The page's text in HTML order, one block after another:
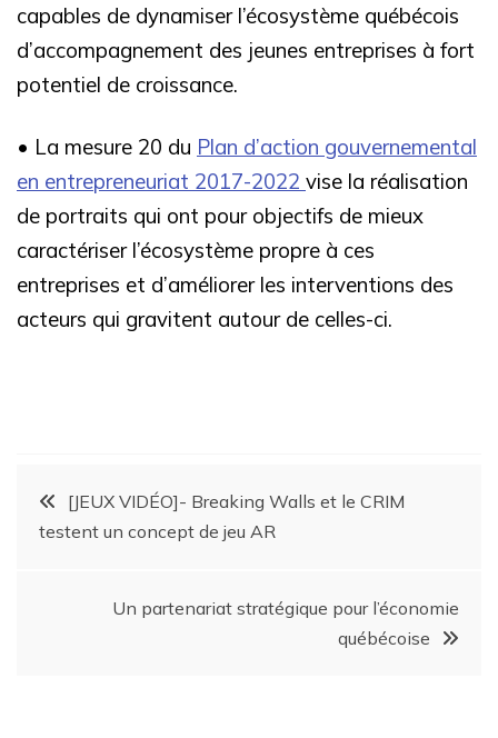
capables de dynamiser l’écosystème québécois
d’accompagnement des jeunes entreprises à fort
potentiel de croissance.
• La mesure 20 du Plan d’action gouvernemental
en entrepreneuriat 2017-2022 vise la réalisation
de portraits qui ont pour objectifs de mieux
caractériser l’écosystème propre à ces
entreprises et d’améliorer les interventions des
acteurs qui gravitent autour de celles-ci.
[JEUX VIDÉO]- Breaking Walls et le CRIM
testent un concept de jeu AR
Un partenariat stratégique pour l’économie
québécoise